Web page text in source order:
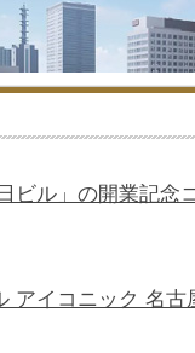
ビル」の開業記念
アイコニック 名古